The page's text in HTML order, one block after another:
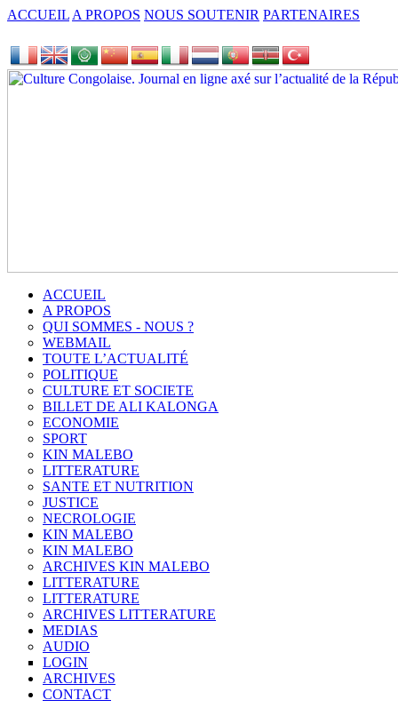
ACCUEIL A PROPOS NOUS SOUTENIR PARTENAIRES
ACCUEIL
A PROPOS
QUI SOMMES - NOUS ?
WEBMAIL
TOUTE L’ACTUALITÉ
POLITIQUE
CULTURE ET SOCIETE
BILLET DE ALI KALONGA
ECONOMIE
SPORT
KIN MALEBO
LITTERATURE
SANTE ET NUTRITION
JUSTICE
NECROLOGIE
KIN MALEBO
KIN MALEBO
ARCHIVES KIN MALEBO
LITTERATURE
LITTERATURE
ARCHIVES LITTERATURE
MEDIAS
AUDIO
LOGIN
ARCHIVES
CONTACT